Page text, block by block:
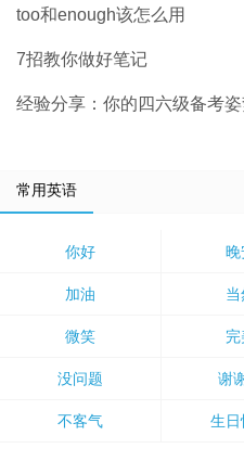
too和enough该怎么用
7招教你做好笔记
经验分享：你的四六级备考姿
常用英语
你好 晚
加油 当
微笑 完
没问题 谢
不客气 生